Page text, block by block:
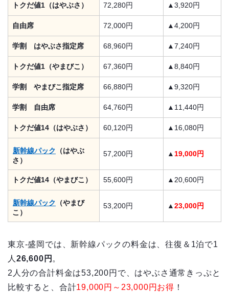
トクだ値1（はやぶさ） 72,280円 ▲3,920円
自由席 72,000円 ▲4,200円
学割 はやぶさ指定席 68,960円 ▲7,240円
トクだ値1（やまびこ） 67,360円 ▲8,840円
学割 やまびこ指定席 66,880円 ▲9,320円
学割 自由席 64,760円 ▲11,440円
トクだ値14（はやぶさ） 60,120円 ▲16,080円
新幹線パック （はやぶ
さ）
57,200円 ▲ 19,000円
トクだ値14（やまびこ） 55,600円 ▲20,600円
新幹線パック （やまび
こ）
53,200円 ▲23,000円
東京-盛岡では、新幹線パックの料金は、往復＆1泊で1
人 26,600円 。
2人分の合計料金は53,200円で、はやぶさ通常きっぷと
比較すると、合計19,000円～23,000円お得 ！